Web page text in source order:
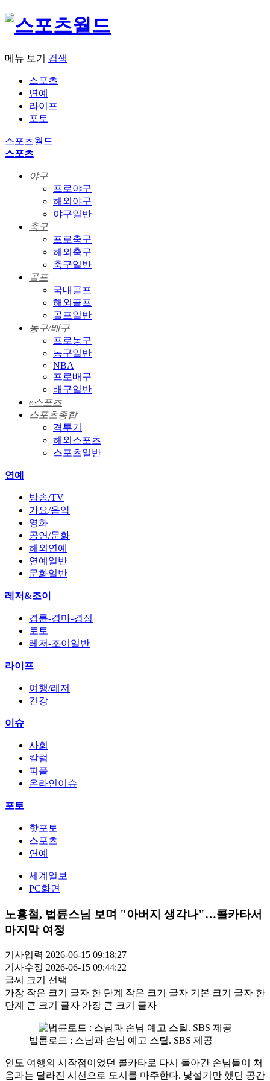
메뉴 보기 검색
스포츠
연예
라이프
포토
스포츠월드
스포츠
야구
프로야구
해외야구
야구일반
축구
프로축구
해외축구
축구일반
골프
국내골프
해외골프
골프일반
농구/배구
프로농구
농구일반
NBA
프로배구
배구일반
e스포츠
스포츠종합
격투기
해외스포츠
스포츠일반
연예
방송/TV
가요/음악
영화
공연/문화
해외연예
연예일반
문화일반
레저&조이
경륜-경마-경정
토토
레저-조이일반
라이프
여행/레저
건강
이슈
사회
칼럼
피플
온라인이슈
포토
핫포토
스포츠
연예
세계일보
PC화면
노홍철, 법륜스님 보며 "아버지 생각나"…콜카타서
마지막 여정
기사입력 2026-06-15 09:18:27
기사수정 2026-06-15 09:44:22
글씨 크기 선택
가장 작은 크기 글자 한 단계 작은 크기 글자 기본 크기 글자 한
단계 큰 크기 글자 가장 큰 크기 글자
법륜로드 : 스님과 손님 예고 스틸. SBS 제공
인도 여행의 시작점이었던 콜카타로 다시 돌아간 손님들이 처
음과는 달라진 시선으로 도시를 마주한다. 낯설기만 했던 공간